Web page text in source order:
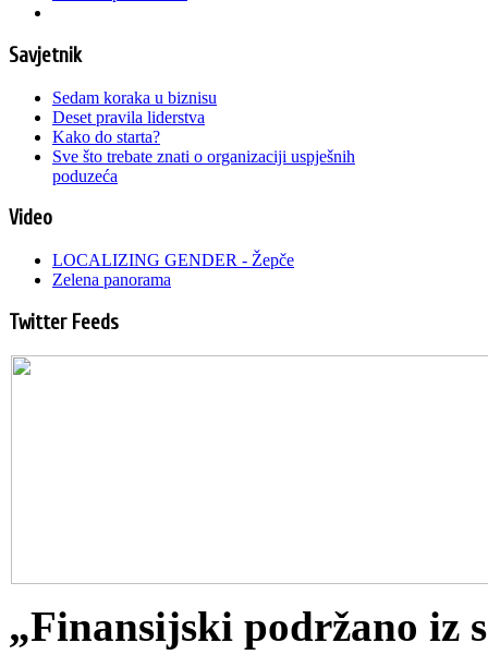
Savjetnik
Sedam koraka u biznisu
Deset pravila liderstva
Kako do starta?
Sve što trebate znati o organizaciji uspješnih
poduzeća
Video
LOCALIZING GENDER - Žepče
Zelena panorama
Twitter Feeds
„Finansijski podržano iz